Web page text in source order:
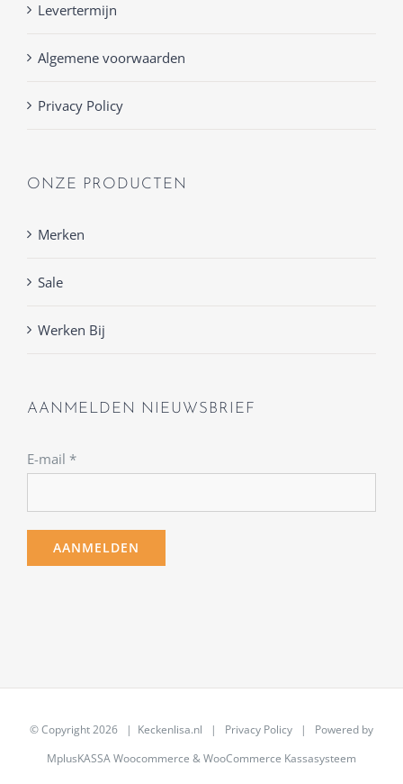
Levertermijn
Algemene voorwaarden
Privacy Policy
ONZE PRODUCTEN
Merken
Sale
Werken Bij
AANMELDEN NIEUWSBRIEF
E-mail *
© Copyright2026 | Keckenlisa.nl | Privacy Policy | Powered by
MplusKASSA Woocommerce &WooCommerce Kassasysteem